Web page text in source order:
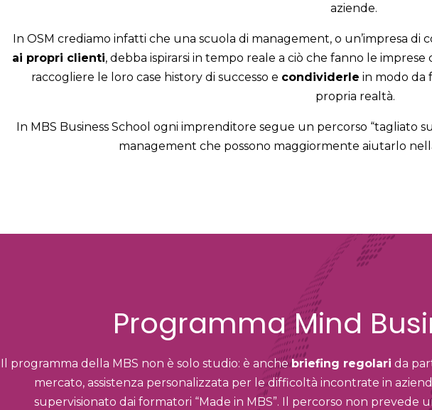
aziende.
In OSM crediamo infatti che una scuola di management, o un’impresa di
ai propri clienti, debba ispirarsi in tempo reale a ciò che fanno le
raccogliere le loro case history di successo e condividerle in modo da
propria realtà.
In MBS Business School ogni imprenditore segue un percorso “tagliato
management che possono maggiormente aiutarlo
Programma Mind
Il programma della MBS non è solo studio: è anchebriefing regolari da
mercato, assistenza personalizzata per le difficoltà incontrate in
supervisionato dai formatori “Made in MBS”.
Il percorso non prevede